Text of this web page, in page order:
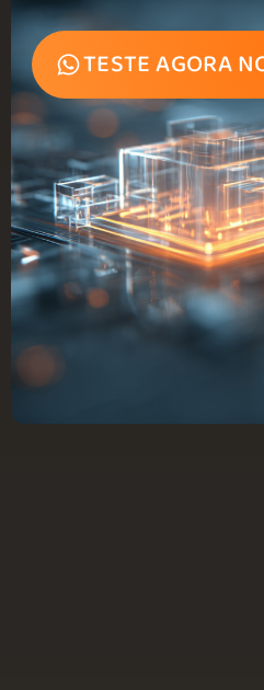
TESTE AGORA